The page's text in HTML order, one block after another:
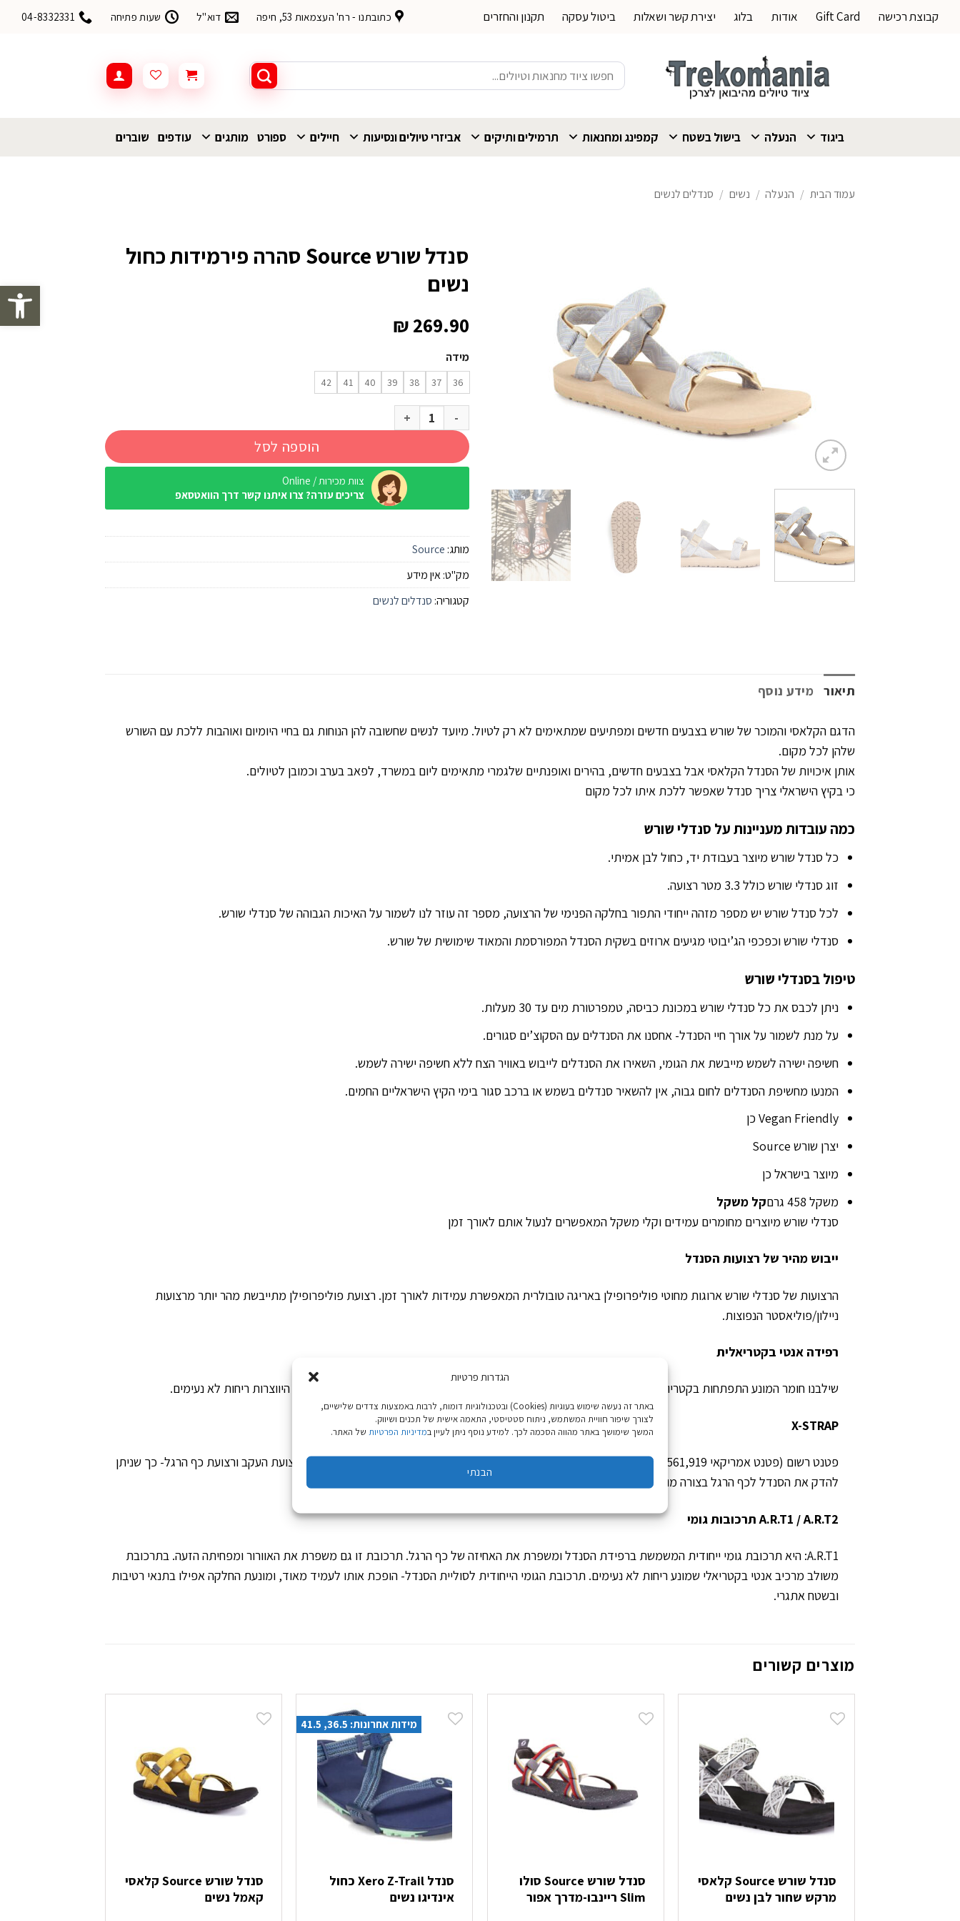
פתח
הגדרות פרטיות
באתר זה נעשה שימוש בעוגיות (Cookies) ובטכנולוגיות דומות, לרבות באמצעות צדדים שלישיים,
לצורך שיפור חוויית המשתמש, ניתוח סטטיסטי, התאמה אישית של תכנים ושיווק.
המשך שימושך באתר מהווה הסכמה לכך. למידע נוסף ניתן לעיין במדיניות הפרטיות של האתר.
הבנתי
קבוצת רכישה Gift Card אודות בלוג יצירת קשר ושאלות ביטול עסקה תקנון והחזרים כתובתנו - רח' העצמאות 53, חיפה דוא"ל שעות פתיחה 04-8332331
חיפוש
עבור:
ביגוד הנעלה בישול בשטח קמפינג ומחנאות תרמילים ותיקים אביזרי טיולים ונסיעות חיילים ספורט מותגים עודפים שוברים
עמוד הבית / הנעלה / נשים / סנדלים לנשים
סנדל שורש Source סהרה פירמידות כחול
נשים
₪269.90
מידה
36
37
38
39
40
41
42
כמות של סנדל שורש Source סהרה פירמידות כחול נשים
הוספה לסל
צוות מכירות / Online
צריכים עזרה? צרו איתנו קשר דרך הוואטסאפ
מותג: Source
מק"ט:אין מידע
קטגוריה: סנדלים לנשים
תיאור מידע נוסף
הדגם הקלאסי והמוכר של שורש בצבעים חדשים ומפתיעים שמתאימים לא רק לטיול. מיועד לנשים שחשובה להן הנוחות גם בחיי היומיום ואוהבות ללכת עם השורש
שלהן לכל מקום.
אותן איכויות של הסנדל הקלאסי אבל בצבעים חדשים, בהירים ואופנתיים שלגמרי מתאימים ליום במשרד, לפאב בערב וכמובן לטיולים.
כי בקיץ הישראלי צריך סנדל שאפשר ללכת איתו לכל מקום
כמה עובדות מעניינות על סנדלי שורש
כל סנדל שורש מיוצר בעבודת יד, כחול לבן אמיתי.
זוג סנדלי שורש כולל 3.3 מטר רצועה.
לכל סנדל שורש יש מספר מזהה ייחודי התפור בחלקה הפנימי של הרצועה, מספר זה עוזר לנו לשמור על האיכות הגבוהה של סנדלי שורש.
סנדלי שורש וכפכפי הג’יבוטי מגיעים ארוזים בשקית הסנדל המפורסמת והמאוד שימושית של שורש.
טיפול בסנדלי שורש
ניתן לכבס את כל סנדלי שורש במכונת כביסה, טמפרטורת מים עד 30 מעלות.
על מנת לשמור על אורך חיי הסנדל- אחסנו את הסנדלים עם הסקוצ’ים סגורים.
חשיפה ישירה לשמש מייבשת את הגומי, השאירו את הסנדלים לייבוש באוויר הצח ללא חשיפה ישירה לשמש.
המנעו מחשיפת הסנדלים לחום גבוה, אין להשאיר סנדלים בשמש או ברכב סגור בימי הקיץ הישראליים החמים.
Vegan Friendly כן
יצרן שורש Source
מיוצר בישראל כן
משקל 458 גרם
קל משקל
סנדלי שורש מיוצרים מחומרים עמידים וקלי משקל המאפשרים לנעול אותם לאורך זמן
ייבוש מהיר של רצועות הסנדל
הרצועות של סנדלי שורש ארוגות מחוטי פוליפרופילן באריגה טובולרית המאפשרת עמידות לאורך זמן. רצועת פוליפרופילן מתייבשת מהר יותר מרצועות
ניילון/פוליאסטר הנפוצות.
רפידה אנטי בקטריאלית
שילבנו חומר המונע התפתחות בקטריות בתרכובות החומרים של הסנדלים. החומר פעיל לכל אורך חיי הסנדל ועוזר למנוע היווצרות ריחות לא נעימים.
X-STRAP
פטנט רשום (פטנט אמריקאי 5,561,919): מערכת רצועות ייחודית בתצורת X הכוללת 6 נקודות עגינה וחופש תנועה של רצועת העקב ורצועת כף הרגל- כך שניתן
להדק את הסנדל לכף הרגל בצורה מושלמת.
A.R.T1 / A.R.T2 תרכובות גומי
A.R.T1: היא תרכובת גומי ייחודית המשמשת ברפידת הסנדל ומשפרת את האחיזה של כף הרגל. תרכובת זו גם משפרת את האוורור ומפחיתה הזעה. בתרכובת
משולב מרכיב אנטי בקטריאלי שמונע ריחות לא נעימים. תרכובת הגומי הייחודית לסוליית הסנדל- הופכת אותו לעמיד מאוד, ומונעת החלקה אפילו בתנאי רטיבות
ובשטח אתגרי.
מוצרים קשורים
סנדל שורש Source קלאסי
מרקש שחור לבן נשים
סנדל שורש Source סולו
Slim ריינבו-מדרך אפור
מידות אחרונות: 36.5, 41.5
סנדל Xero Z-Trail כחול
אינדיגו נשים
סנדל שורש Source קלאסי
קאמל נשים